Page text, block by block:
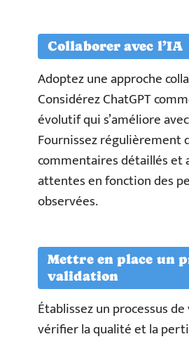
Collaborer avec l’IA
Adoptez une approche
Considérez ChatGPT
évolutif qui s’améliore
Fournissez régulièrement
commentaires détaillés et
attentes en fonction des
observées.
Mettre en place un
validation
Établissez un processus
vérifier la qualité et la